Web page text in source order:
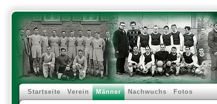
Startseite Verein Männer Nachwuchs Fotos